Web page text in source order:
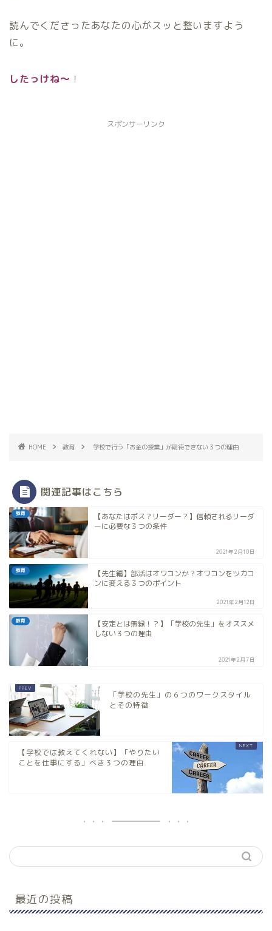
読んでくださったあなたの心がスッと整いますよう
に。
したっけね〜 ！
スポンサーリンク
HOME 教育 学校で行う「お金の授業」が期待できない３つの理由
関連記事はこちら
教育
【あなたはボス？リーダー？】信頼されるリーダ
ーに必要な３つの条件
2021年2月10日
教育
【先生編】部活はオワコンか？オワコンをツカコ
ンに変える３つのポイント
2021年2月12日
教育
【安定とは無縁！？】「学校の先生」をオススメ
しない３つの理由
2021年2月7日
「学校の先生」の６つのワークスタイル
とその特徴
【学校では教えてくれない】「やりたい
ことを仕事にする」べき３つの理由
最近の投稿